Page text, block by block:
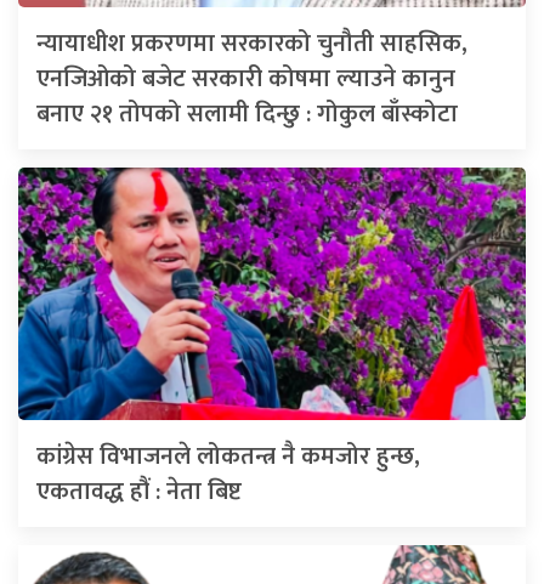
न्यायाधीश प्रकरणमा सरकारको चुनौती साहसिक,
एनजिओको बजेट सरकारी कोषमा ल्याउने कानुन
बनाए २१ तोपको सलामी दिन्छु : गोकुल बाँस्कोटा
कांग्रेस विभाजनले लोकतन्त्र नै कमजोर हुन्छ,
एकतावद्ध हौं : नेता बिष्ट